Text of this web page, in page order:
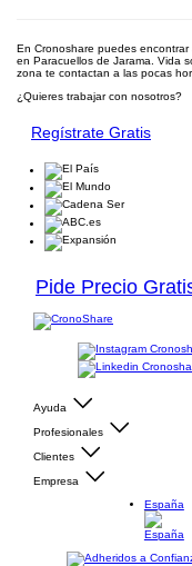
En Cronoshare puedes
en Paracuellos de Jarama. Vida
zona te contactan a las pocas
¿Quieres trabajar con nosotros?
Regístrate Gratis
Pide Precio
Ayuda
Profesionales
Clientes
Empresa
España